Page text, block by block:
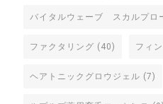
バイタルウェーブ スカルプロ
ファクタリング (40) フィ
ヘアトニックグロウジェル (7)